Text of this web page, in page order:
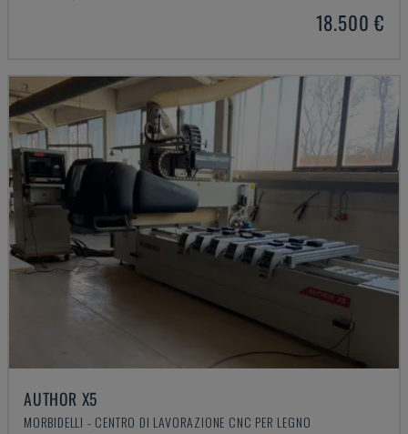
18.500 €
AUTHOR X5
MORBIDELLI - CENTRO DI LAVORAZIONE CNC PER LEGNO